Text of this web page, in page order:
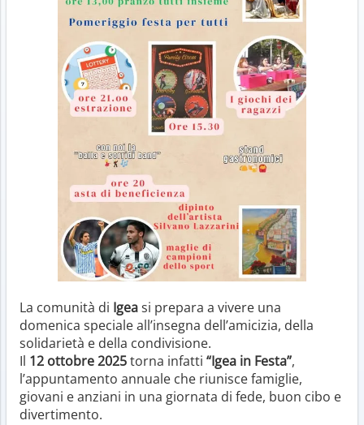
La comunità di Igeasi prepara a vivere una
domenica speciale all’insegna dell’amicizia, della
solidarietà e della condivisione.
Il 12 ottobre 2025torna infatti “Igea in Festa”,
l’appuntamento annuale che riunisce famiglie,
giovani e anziani in una giornata di fede, buon cibo e
divertimento.